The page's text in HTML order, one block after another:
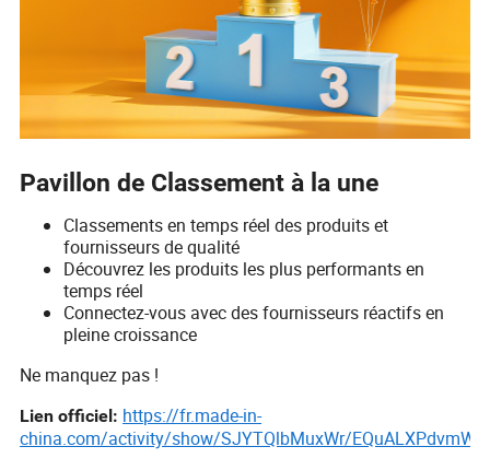
Pavillon de Classement à la une
Classements en temps réel des produits et
fournisseurs de qualité
Découvrez les produits les plus performants en
temps réel
Connectez-vous avec des fournisseurs réactifs en
pleine croissance
Ne manquez pas !
Lien officiel : https://fr.made-in-
china.com/activity/show/SJYTQlbMuxWr/EQuALXPdvmWo